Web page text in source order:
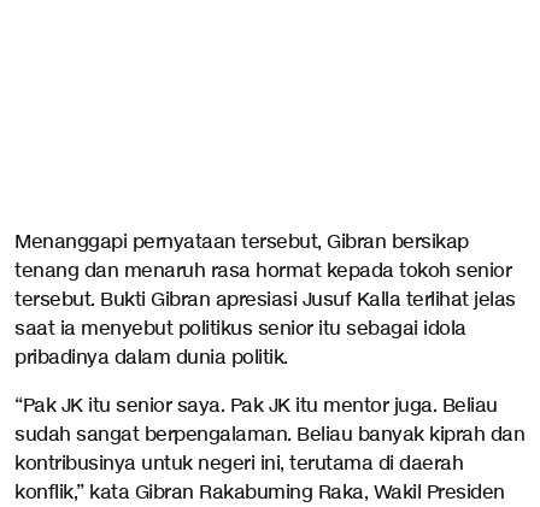
Menanggapi pernyataan tersebut, Gibran bersikap
tenang dan menaruh rasa hormat kepada tokoh senior
tersebut. Bukti Gibran apresiasi Jusuf Kalla terlihat jelas
saat ia menyebut politikus senior itu sebagai idola
pribadinya dalam dunia politik.
“Pak JK itu senior saya. Pak JK itu mentor juga. Beliau
sudah sangat berpengalaman. Beliau banyak kiprah dan
kontribusinya untuk negeri ini, terutama di daerah
konflik,” kata Gibran Rakabuming Raka, Wakil Presiden